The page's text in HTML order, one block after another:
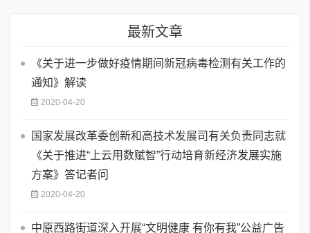
最新文章
《关于进一步做好疫情期间新冠病毒检测有关工作的
通知》解读
2020-04-20
国家发展改革委创新和高技术发展司有关负责同志就
《关于推进“上云用数赋智”行动培育新经济发展实施
方案》答记者问
2020-04-20
中原西路街道深入开展“文明健康 有你有我”公益广告